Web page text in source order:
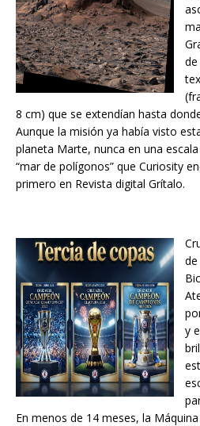
8 cm) que se extendían hasta
Aunque la misión ya había visto
planeta Marte, nunca en una
“mar de polígonos” que Curiosity
primero en Revista digital Grítalo.
y
En menos de 14 meses, la